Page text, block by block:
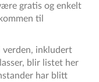
gratis og enkelt
til
inkludert
blir listet her
har blitt